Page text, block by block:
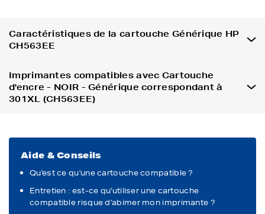
Caractéristiques de la cartouche Générique HP
CH563EE
Imprimantes compatibles avec Cartouche
d'encre - NOIR - Générique correspondant à
301XL (CH563EE)
Aide & Conseils
Qu'est ce qu'une cartouche compatible ?
Entretien : est-ce qu'utiliser une cartouche
compatible risque d'abimer mon imprimante ?